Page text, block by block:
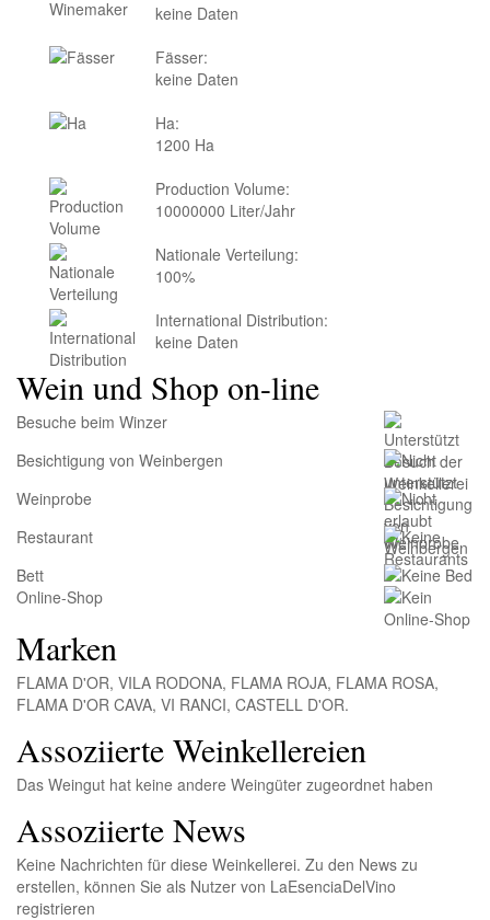
keine Daten
Fässer:
keine Daten
Ha:
1200 Ha
Production Volume:
10000000 Liter/Jahr
Nationale Verteilung:
100%
International Distribution:
keine Daten
Wein und Shop on-line
Besuche beim Winzer
Besichtigung von Weinbergen
Weinprobe
Restaurant
Bett
Online-Shop
Marken
FLAMA D'OR, VILA RODONA, FLAMA ROJA, FLAMA ROSA,
FLAMA D'OR CAVA, VI RANCI, CASTELL D'OR.
Assoziierte Weinkellereien
Das Weingut hat keine andere Weingüter zugeordnet haben
Assoziierte News
Keine Nachrichten für diese Weinkellerei. Zu den News zu
erstellen, können Sie als Nutzer von LaEsenciaDelVino
registrieren